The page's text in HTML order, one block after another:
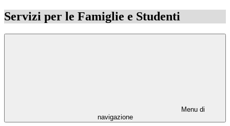
Servizi per le Famiglie e Studenti
Menu di
navigazione